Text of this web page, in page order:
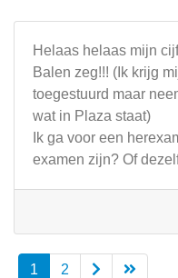
Helaas helaas mijn
Balen zeg!!! (Ik krijg
toegestuurd maar
wat in Plaza staat)
Ik ga voor een
examen zijn? Of
1 2